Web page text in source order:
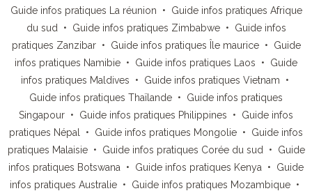
Guide infos pratiques La réunion • Guide infos pratiques Afrique
du sud • Guide infos pratiques Zimbabwe• Guide infos
pratiques Zanzibar• Guide infos pratiques Île maurice• Guide
infos pratiques Namibie • Guide infos pratiques Laos • Guide
infos pratiques Maldives • Guide infos pratiques Vietnam •
Guide infos pratiques Thaïlande • Guide infos pratiques
Singapour • Guide infos pratiques Philippines • Guide infos
pratiques Népal
• Guide infos pratiques Mongolie • Guide infos
pratiques Malaisie• Guide infos pratiques Corée du sud • Guide
infos pratiques Botswana • Guide infos pratiques Kenya • Guide
infos pratiques Australie • Guide infos pratiques Mozambique •